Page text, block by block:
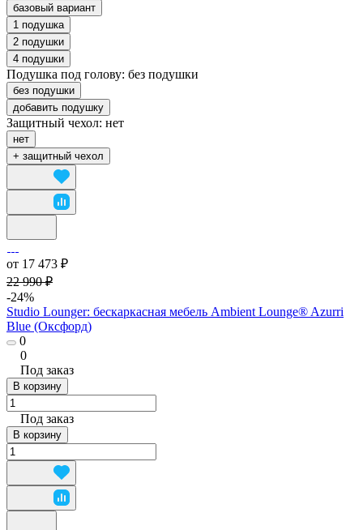
базовый вариант
1 подушка
2 подушки
4 подушки
Подушка под голову: без подушки
без подушки
добавить подушку
Защитный чехол: нет
нет
+ защитный чехол
от 17 473 ₽
22 990 ₽
-24%
Studio Lounger: бескаркасная мебель Ambient Lounge® Azurri
Blue (Оксфорд)
0
0
Под заказ
В корзину
Под заказ
В корзину